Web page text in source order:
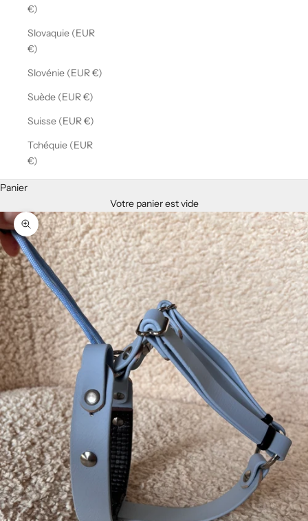
€)
Slovaquie (EUR
€)
Slovénie (EUR €)
Suède (EUR €)
Suisse (EUR €)
Tchéquie (EUR
€)
Panier
Votre panier est vide
Zoomer sur l'image